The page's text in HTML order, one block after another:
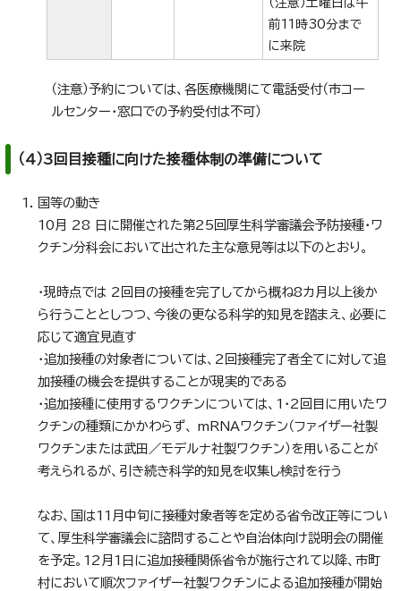
（注意）土曜日は午
前11時30分まで
に来院
（注意）予約については、各医療機関にて電話受付（市コー
ルセンター・窓口での予約受付は不可）
（4）3回目接種に向けた接種体制の準備について
国等の動き
10月 28 日に開催された第25回厚生科学審議会予防接種・ワ
クチン分科会において出された主な意見等は以下のとおり。
・現時点では 2回目の接種を完了してから概ね8カ月以上後か
ら行うこととしつつ、今後の更なる科学的知見を踏まえ、必要に
応じて適宜見直す
・追加接種の対象者については、2回接種完了者全てに対して追
加接種の機会を提供することが現実的である
・追加接種に使用するワクチンについては、1・2回目に用いたワ
クチンの種類にかかわらず、 mRNAワクチン（ファイザー社製
ワクチンまたは武田／モデルナ社製ワクチン）を用いることが
考えられるが、引き続き科学的知見を収集し検討を行う
なお、国は11月中旬に接種対象者等を定める省令改正等につい
て、厚生科学審議会に諮問することや自治体向け説明会の開催
を予定。12月1日に追加接種関係省令が施行されて以降、市町
村において順次ファイザー社製ワクチンによる追加接種が開始